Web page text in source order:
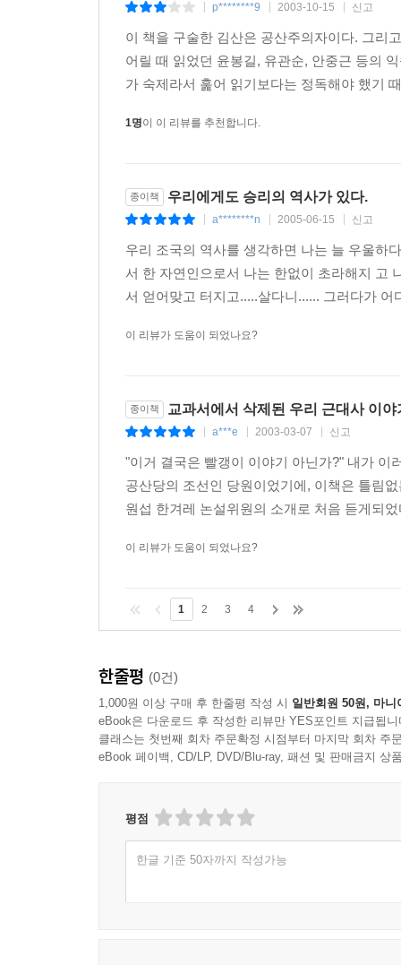
p********9 2003-10-15 신고
이 책을 구술한 김산은 공산주의자이다. 그리
어릴 때 읽었던 윤봉길, 유관순, 안중근 등의
가 숙제라서 훑어 읽기보다는 정독해야 했기
1명이 이 리뷰를 추천합니다.
종이책 우리에게도 승리의 역사가 있다.
a********n 2005-06-15 신고
우리 조국의 역사를 생각하면 나는 늘 우울하
서 한 자연인으로서 나는 한없이 초라해지 고
서 얻어맞고 터지고.....살다니...... 그러다가
이 리뷰가 도움이 되었나요?
종이책 교과서에서 삭제된 우리 근대사 이야
a***e 2003-03-07 신고
"이거 결국은 빨갱이 이야기 아닌가?" 내가 이
공산당의 조선인 당원이었기에, 이책은 틀림
원섭 한겨레 논설위원의 소개로 처음 듣게되
이 리뷰가 도움이 되었나요?
1 2 3 4
한줄평 (0건)
1,000원 이상 구매 후 한줄평 작성 시 일반회원 50원, 마니
eBook은 다운로드 후 작성한 리뷰만 YES포인트 지급됩니
클래스는 첫번째 회차 주문확정 시점부터 마지막 회차 주
eBook 페이백, CD/LP, DVD/Blu-ray, 패션 및 판매금지 상
평점
한글 기준 50자까지 작성가능